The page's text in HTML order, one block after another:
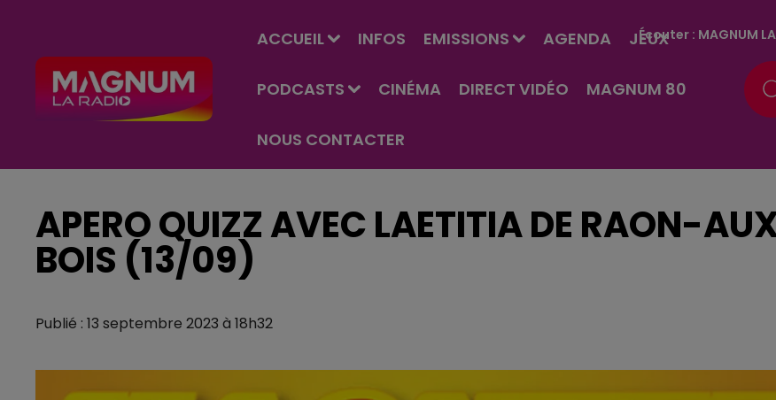
ACCUEIL INFOS EMISSIONS AGENDA JEUX
PODCASTS CINÉMA DIRECT VIDÉO MAGNUM 80
NOUS CONTACTER
Écouter : MAGNUM
APERO QUIZZ AVEC LAETITIA DE RAON-
BOIS (13/09)
Publié : 13 septembre 2023 à 18h32